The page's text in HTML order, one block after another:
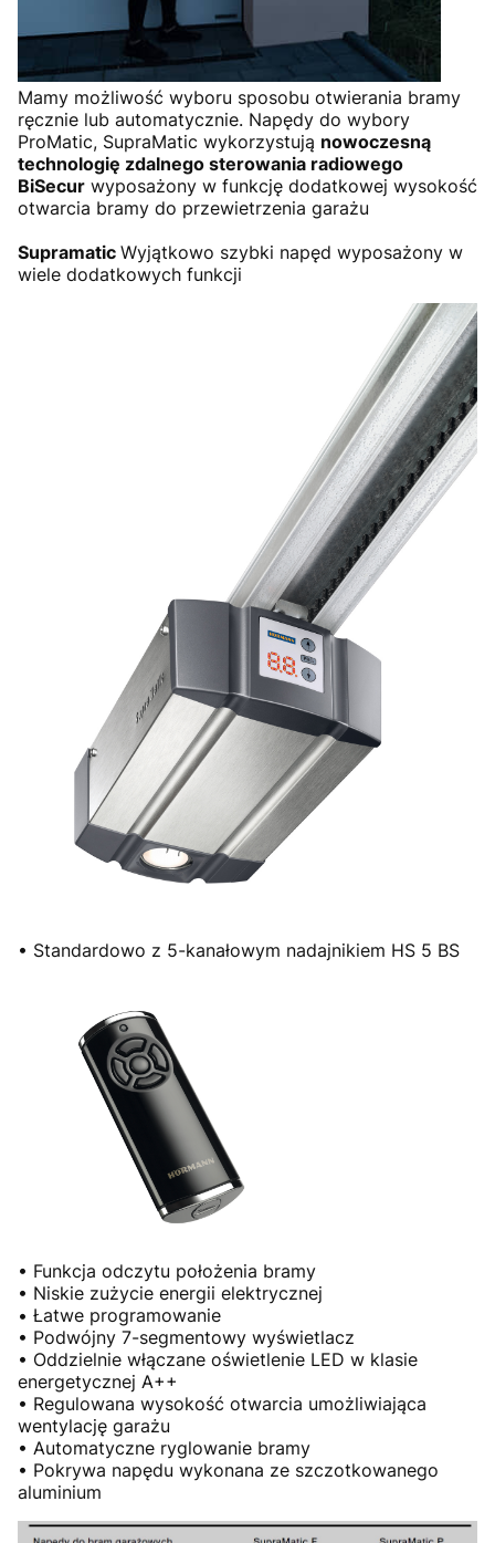
Mamy możliwość wyboru sposobu otwierania bramy
ręcznie lub automatycznie. Napędy do wybory
ProMatic, SupraMatic wykorzystują nowoczesną
technologię zdalnego sterowania radiowego
BiSecur wyposażony w funkcję dodatkowej wysokość
otwarcia bramy do przewietrzenia garażu
Supramatic Wyjątkowo szybki napęd wyposażony w
wiele dodatkowych funkcji
• Standardowo z 5-kanałowym nadajnikiem HS 5 BS
• Funkcja odczytu położenia bramy
• Niskie zużycie energii elektrycznej
• Łatwe programowanie
• Podwójny 7-segmentowy wyświetlacz
• Oddzielnie włączane oświetlenie LED w klasie
energetycznej A++
• Regulowana wysokość otwarcia umożliwiająca
wentylację garażu
• Automatyczne ryglowanie bramy
• Pokrywa napędu wykonana ze szczotkowanego
aluminium